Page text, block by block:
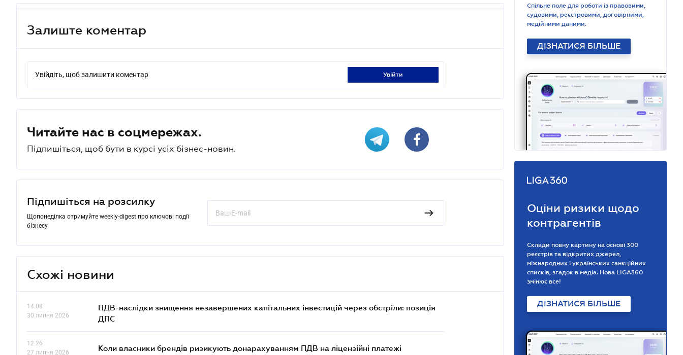
Залиште коментар
Увійдіть, щоб залишити коментар увійти
Читайте нас в соцмережах.
Підпишіться, щоб бути в курсі усіх бізнес-новин.
Підпишіться на розсилку
Щопонеділка отримуйте weekly-digest про ключові події
бізнесу
Схожі новини
14.08
30 липня 2026
ПДВ-наслідки знищення незавершених капітальних інвестицій через обстріли: позиція
ДПС
12.26
27 липня 2026
Коли власники брендів ризикують донарахуванням ПДВ на ліцензійні платежі
Спільне поле для роботи із правовими,
судовими, реєстровими, договірними,
медійними даними.
ДІЗНАТИСЯ БІЛЬШЕ
Оціни ризики щодо
контрагентів
Склади повну картину на основі 300
реєстрів та відкритих джерел,
міжнародних і українських санкційних
списків, згадок в медіа. Нова LIGA360
змінює все!
ДІЗНАТИСЯ БІЛЬШЕ